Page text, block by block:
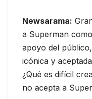
Newsarama:
a Superman
apoyo del
icónica y
¿Qué es difícil
no acepta a